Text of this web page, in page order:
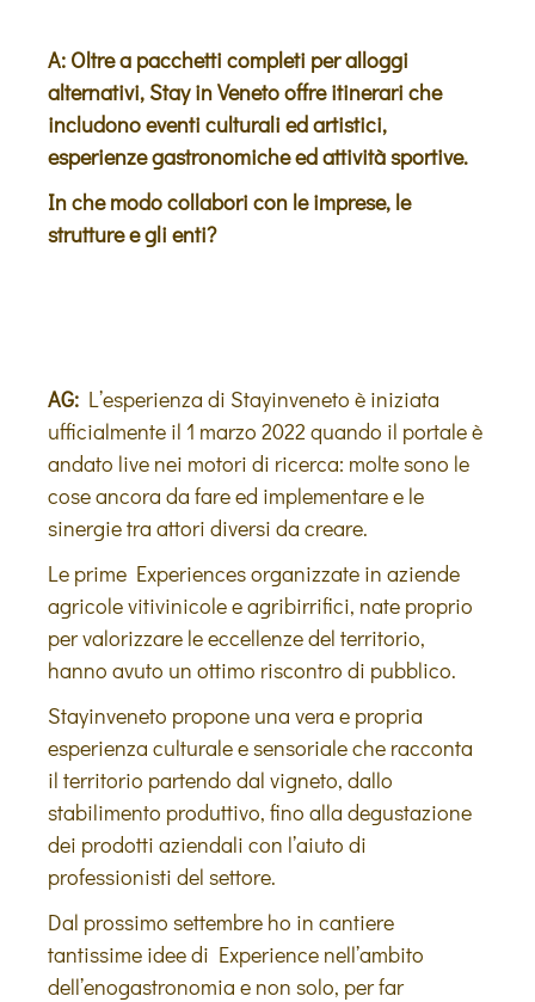
A: Oltre a pacchetti completi per alloggi
alternativi, Stay in Veneto offre itinerari che
includono eventi culturali ed artistici,
esperienze gastronomiche ed attività sportive.
In che modo collabori con le imprese, le
strutture e gli enti?
AG: L’esperienza di Stayinveneto è iniziata
ufficialmente il 1 marzo 2022 quando il portale è
andato live nei motori di ricerca: molte sono le
cose ancora da fare ed implementare e le
sinergie tra attori diversi da creare.
Le prime Experiences organizzate in aziende
agricole vitivinicole e agribirrifici, nate proprio
per valorizzare le eccellenze del territorio,
hanno avuto un ottimo riscontro di pubblico.
Stayinveneto propone una vera e propria
esperienza culturale e sensoriale che racconta
il territorio partendo dal vigneto, dallo
stabilimento produttivo, fino alla degustazione
dei prodotti aziendali con l’aiuto di
professionisti del settore.
Dal prossimo settembre ho in cantiere
tantissime idee di Experience nell’ambito
dell’enogastronomia e non solo, per far